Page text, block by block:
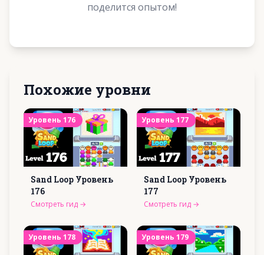
поделится опытом!
Похожие уровни
Уровень 176
Sand Loop Уровень
176
Смотреть гид →
Уровень 177
Sand Loop Уровень
177
Смотреть гид →
Уровень 178 Уровень 179